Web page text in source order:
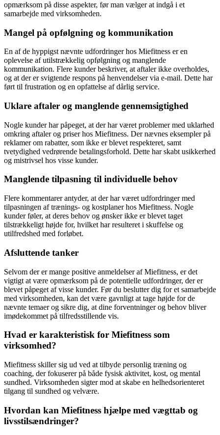
opmærksom på disse aspekter, før man vælger at indgå i et
samarbejde med virksomheden.
Mangel på opfølgning og kommunikation
En af de hyppigst nævnte udfordringer hos Miefitness er en
oplevelse af utilstrækkelig opfølgning og manglende
kommunikation. Flere kunder beskriver, at aftaler ikke overholdes,
og at der er svigtende respons på henvendelser via e-mail. Dette har
ført til frustration og en opfattelse af dårlig service.
Uklare aftaler og manglende gennemsigtighed
Nogle kunder har påpeget, at der har været problemer med uklarhed
omkring aftaler og priser hos Miefitness. Der nævnes eksempler på
reklamer om rabatter, som ikke er blevet respekteret, samt
tvetydighed vedrørende betalingsforhold. Dette har skabt usikkerhed
og mistrivsel hos visse kunder.
Manglende tilpasning til individuelle behov
Flere kommentarer antyder, at der har været udfordringer med
tilpasningen af trænings- og kostplaner hos Miefitness. Nogle
kunder føler, at deres behov og ønsker ikke er blevet taget
tilstrækkeligt højde for, hvilket har resulteret i skuffelse og
utilfredshed med forløbet.
Afsluttende tanker
Selvom der er mange positive anmeldelser af Miefitness, er det
vigtigt at være opmærksom på de potentielle udfordringer, der er
blevet påpeget af visse kunder. Før du beslutter dig for et samarbejde
med virksomheden, kan det være gavnligt at tage højde for de
nævnte temaer og sikre dig, at dine forventninger og behov bliver
imødekommet på tilfredsstillende vis.
Hvad er karakteristisk for Miefitness som
virksomhed?
Miefitness skiller sig ud ved at tilbyde personlig træning og
coaching, der fokuserer på både fysisk aktivitet, kost, og mental
sundhed. Virksomheden sigter mod at skabe en helhedsorienteret
tilgang til sundhed og velvære.
Hvordan kan Miefitness hjælpe med vægttab og
livsstilsændringer?